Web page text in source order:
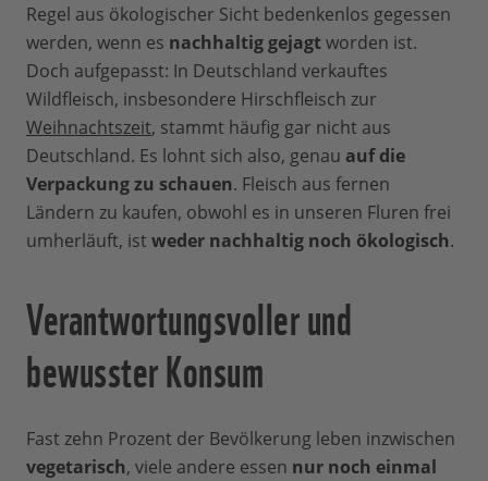
Regel aus ökologischer Sicht bedenkenlos gegessen
werden, wenn es nachhaltig gejagtworden ist.
Doch aufgepasst: In Deutschland verkauftes
Wildfleisch, insbesondere Hirschfleisch zur
Weihnachtszeit, stammt häufig gar nicht aus
Deutschland. Es lohnt sich also, genau auf die
Verpackung zu schauen. Fleisch aus fernen
Ländern zu kaufen, obwohl es in unseren Fluren frei
umherläuft, ist weder nachhaltig noch ökologisch.
Verantwortungsvoller und
bewusster Konsum
Fast zehn Prozent der Bevölkerung leben inzwischen
vegetarisch, viele andere essen nur noch einmal